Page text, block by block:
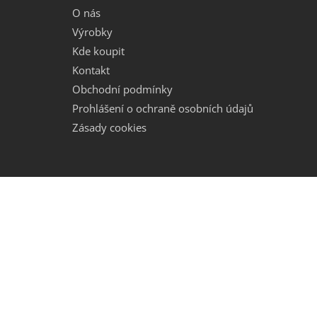
O nás
Výrobky
Kde koupit
Kontakt
Obchodní podmínky
Prohlášení o ochraně osobních údajů
Zásady cookies